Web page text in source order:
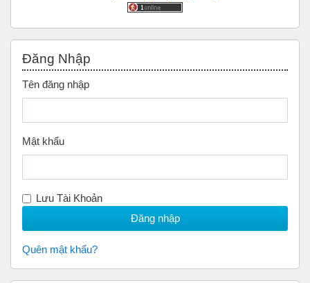
Đăng Nhập
Tên đăng nhập
Mật khẩu
Lưu Tài Khoản
Quên mật khẩu?